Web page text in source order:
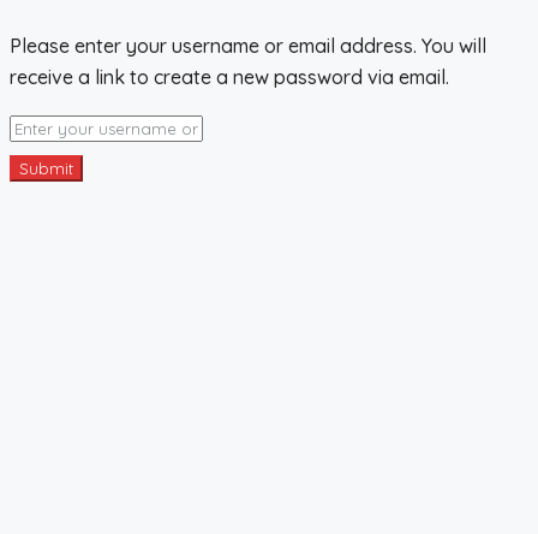
Please enter your username or email address. You will
receive a link to create a new password via email.
Submit